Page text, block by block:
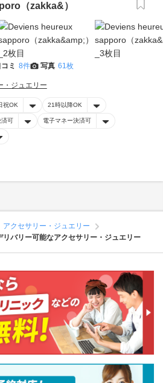
（zakka&）
ミ 8件 写真 61枚
・ジュエリー
祝OK 21時以降OK
済可 電子マネー決済可
アクセサリー・ジュエリー
バリー可能なアクセサリー・ジュエリー